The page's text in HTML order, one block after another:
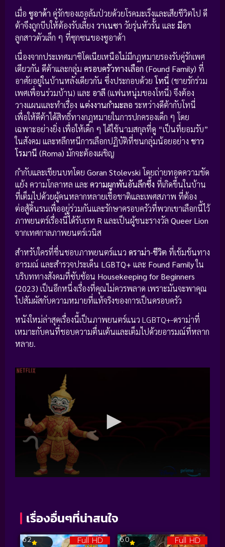
เมื่อ ซูอาด้า คู่รักของเธอล้มป่วยด้วยโรคมะเร็งและเสียชีวิตไป ดี
ต้าจึงถูกบีบให้ต้องรับเลี้ยง วาเนซา วัยรุ่นหัวรั้น และ มีอา
ลูกสาวตัวเล็ก ๆ ที่ซุกซนของซูอาด้า
เนื่องจากประเทศมาซิโดเนียเหนือไม่มีกฎหมายรองรับคู่รักเพศ
เดียวกัน ดีต้าและกลุ่ม ครอบครัวทางเลือก (Found Family) ที่
อาศัยอยู่ในบ้านหลังเดียวกัน ซึ่งประกอบด้วย โทนี่ (ชายรักร่วม
เพศเพื่อนร่วมบ้าน) และ อาลี(แฟนหนุ่มของโทนี่) จึงต้อง
วางแผนและทำเรื่อง แต่งงานกำมะลอ ระหว่างดีต้ากับโทนี่
เพื่อให้ดีต้าได้สิทธิ์ทางกฎหมายในการปกครองเด็ก ๆ โดย
เฉพาะอย่างยิ่ง เพื่อให้เด็ก ๆ ได้ใช้นามสกุลที่ดู “เป็นที่ยอมรับ”
ในสังคม และหลีกหนีการเลือกปฏิบัติที่ชนกลุ่มน้อยอย่าง ชาว
โรมานี (Roma) มักจะต้องเผชิญ
กำกับและเขียนบทโดย Goran Stolevski โดยถ่ายทอดความขัด
แย้ง ความโกลาหล และ ความผูกพันอันลึกซึ้ง ที่เกิดขึ้นในบ้าน
ที่เต็มไปด้วยผู้คนหลากหลายเชื้อชาติและเพศสภาพ ที่ต้อง
ต่อสู้ดิ้นรนเพื่ออยู่ร่วมกันและรักษาครอบครัวที่พวกเขาเลือกนี้ไว้
ภาพยนตร์เรื่องนี้ได้รับเรท Rและเป็นผู้ชนะรางวัล Queer Lion
จากเทศกาลภาพยนตร์เวนิส
สำหรับใครที่ชื่นชอบภาพยนตร์แนว ดราม่า-ชีวิต ที่เข้มข้นทาง
อารมณ์ และสำรวจประเด็น LGBTQ+ และ Found Familyใน
บริบททางสังคมที่ซับซ้อน Housekeeping for Beginners
(2023) เป็นอีกหนึ่งเรื่องที่คุณไม่ควรพลาด เพราะมันจะพาคุณ
ไปสัมผัสกับความหมายที่แท้จริงของการเป็นครอบครัว
หนังใหม่ล่าสุดเรื่องนี้เป็นภาพยนตร์แนว LGBTQ+-ดราม่าที่
เหมาะกับคนที่ชอบความตื่นเต้นและเต็มไปด้วยอารมณ์ที่หลาก
หลาย.
เรื่องอื่นๆที่น่าสนใจ
Full HD
6.2 Full HD
6.0